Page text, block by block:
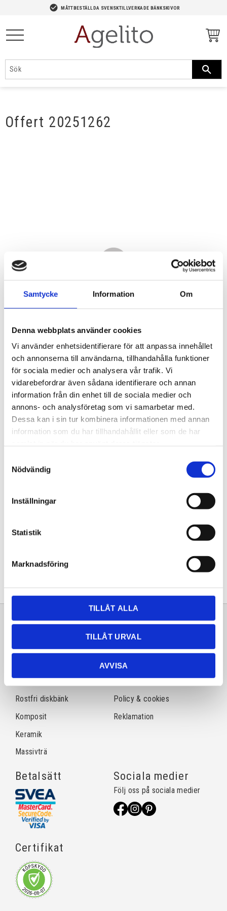
Samtycke Information Om
Denna webbplats använder cookies
Vi använder enhetsidentifierare för att anpassa innehållet
och annonserna till användarna, tillhandahålla funktioner
för sociala medier och analysera vår trafik. Vi
vidarebefordrar även sådana identifierare och annan
information från din enhet till de sociala medier och
annons- och analysföretag som vi samarbetar med.
Dessa kan i sin tur kombinera informationen med annan
information som du har tillhandahållit eller som de har
Nödvändig
Inställningar
Statistik
Marknadsföring
TILLÅT ALLA
TILLÅT URVAL
AVVISA
check_circle MÅTTBESTÄLLDA SVENSKTILLVERKADE BÄNKSKIVOR
Offert 20251262
6 470,00KR
Antal
Lagervara
Artikelnr
20251262
Sortiment
Natursten
Rostfri diskbänk
Komposit
Keramik
Massivträ
Information
Frågor & svar
Köpvillkor
Policy & cookies
Reklamation
Betalsätt
Certifikat
Sociala medier
Följ oss på sociala medier